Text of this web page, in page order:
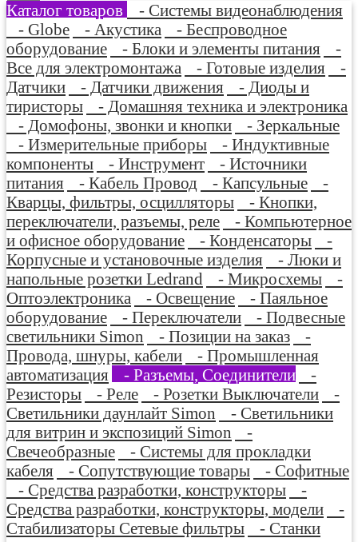
Каталог товаров
- Системы видеонаблюдения
- Globe
- Акустика
- Беспроводное
оборудование
- Блоки и элементы питания
-
Все для электромонтажа
- Готовые изделия
-
Датчики
- Датчики движения
- Диоды и
тиристоры
- Домашняя техника и электроника
- Домофоны, звонки и кнопки
- Зеркальные
- Измерительные приборы
- Индуктивные
компоненты
- Инструмент
- Источники
питания
- Кабель Провод - Капсульные
-
Кварцы, фильтры, осцилляторы
- Кнопки,
переключатели, разъемы, реле
- Компьютерное
и офисное оборудование
- Конденсаторы
-
Корпусные и установочные изделия
- Люки и
напольные розетки Ledrand
- Микросхемы
-
Оптоэлектроника
- Освещение
- Паяльное
оборудование
- Переключатели
- Подвесные
светильники Simon
- Позиции на заказ
-
Провода, шнуры, кабели
- Промышленная
автоматизация
- Разъемы, Соединители
-
Резисторы
- Реле - Розетки Выключатели
-
Светильники даунлайт Simon
- Светильники
для витрин и экспозиций Simon
-
Свечеобразные
- Системы для прокладки
кабеля
- Сопутствующие товары
- Софитные
- Средства разработки, конструкторы
-
Средства разработки, конструкторы, модели
-
Стабилизаторы Сетевые фильтры
- Станки